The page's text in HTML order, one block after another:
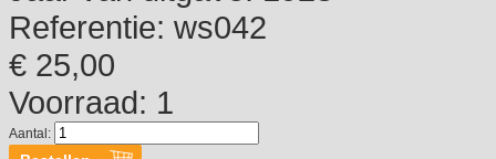
Referentie: ws042
€ 25,00
Voorraad: 1
Aantal: